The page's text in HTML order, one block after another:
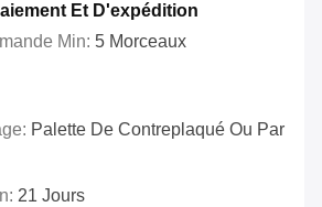
Et D'expédition
Min: 5 Morceaux
Palette De Contreplaqué Ou Par
21 Jours